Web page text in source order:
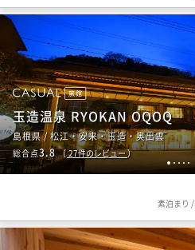
12345
旅館
玉造温泉 RYOKAN OQOQ
島根県 / 松江・安来・玉造・奥出雲
総合点3.8（27件のレビュー）
素泊まり /